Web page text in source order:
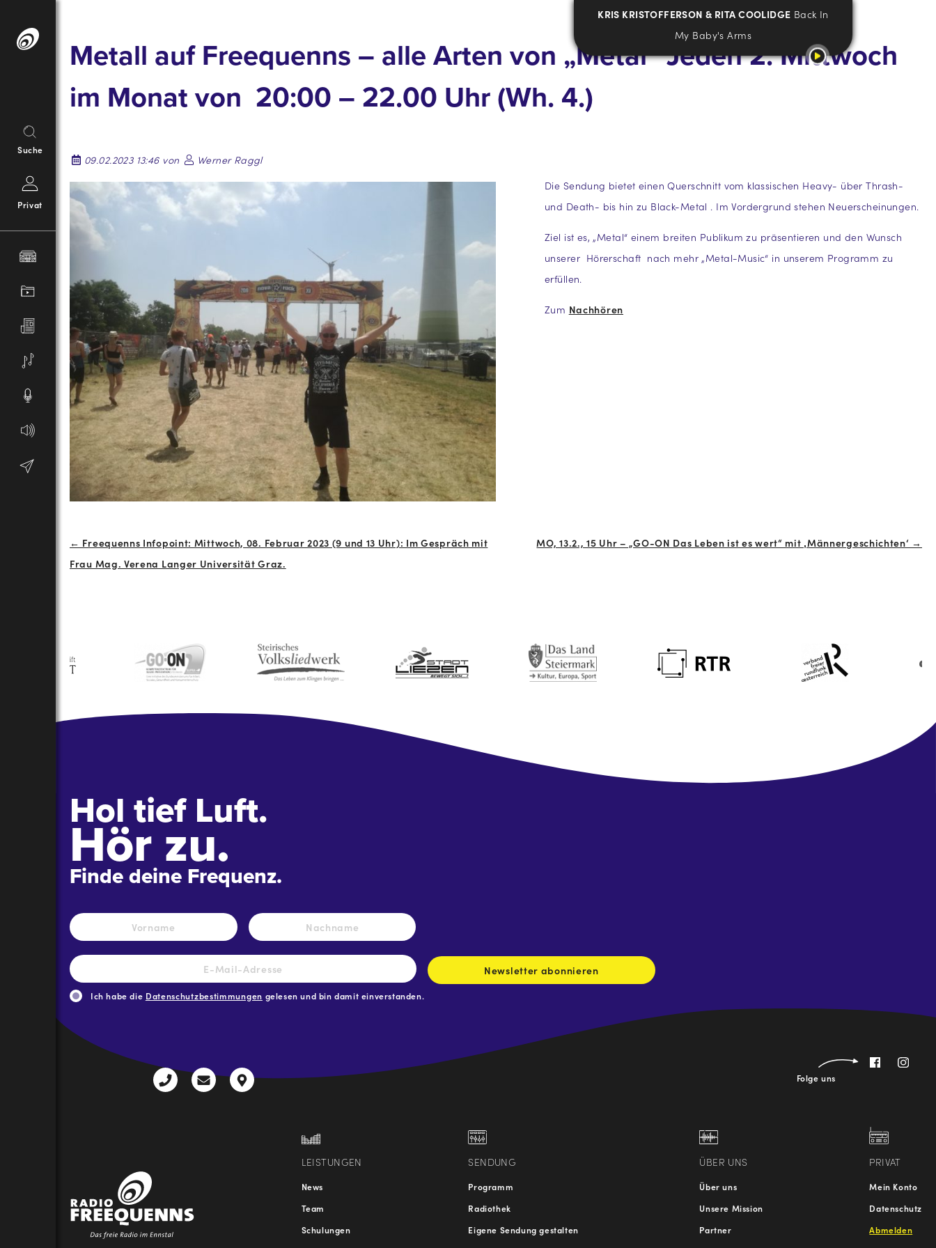
Inhalt
Suche
Privat
KRIS KRISTOFFERSON & RITA COOLIDGE Back In
My Baby's Arms
Metall auf Freequenns – alle Arten von „Metal“ Jeden 2. Mittwoch
im Monat von 20:00 – 22.00 Uhr (Wh. 4.)
09.02.2023 13:46 von
Werner Raggl
Die Sendung bietet einen Querschnitt vom klassischen Heavy- über Thrash-
und Death- bis hin zu Black-Metal . Im Vordergrund stehen Neuerscheinungen.
Ziel ist es, „Metal“ einem breiten Publikum zu präsentieren und den Wunsch
unserer Hörerschaft nach mehr „Metal-Music“ in unserem Programm zu
erfüllen.
Zum Nachhören
Navigation
← Freequenns Infopoint: Mittwoch, 08. Februar 2023 (9 und 13 Uhr): Im Gespräch mit
Frau Mag. Verena Langer Universität Graz.
MO, 13.2., 15 Uhr – „GO-ON Das Leben ist es wert“ mit ‚Männergeschichten‘ →
Hol tief Luft.
Hör zu.
Finde deine Frequenz.
Name *
Vorname Nachname
E-
Mail-
Adresse *
Newsletter abonnieren
Ich habe die Datenschutzbestimmungen gelesen und bin damit einverstanden.
Folge uns
+43
radio@freequenns.at
Kulturhausstraße
LEISTUNGEN
News
Team
Schulungen
SENDUNG
Programm
Radiothek
Eigene Sendung gestalten
ÜBER UNS
Über uns
Unsere Mission
Partner
PRIVAT
Mein Konto
Datenschutz
Abmelden